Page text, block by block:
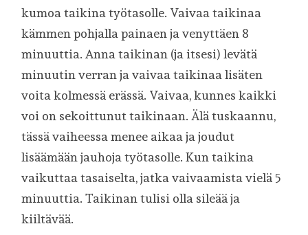
kumoa taikina työtasolle. Vaivaa taikinaa
kämmen pohjalla painaen ja venyttäen 8
minuuttia. Anna taikinan (ja itsesi) levätä
minuutin verran ja vaivaa taikinaa lisäten
voita kolmessä erässä. Vaivaa, kunnes kaikki
voi on sekoittunut taikinaan. Älä tuskaannu,
tässä vaiheessa menee aikaa ja joudut
lisäämään jauhoja työtasolle. Kun taikina
vaikuttaa tasaiselta, jatka vaivaamista vielä 5
minuuttia. Taikinan tulisi olla sileää ja
kiiltävää.